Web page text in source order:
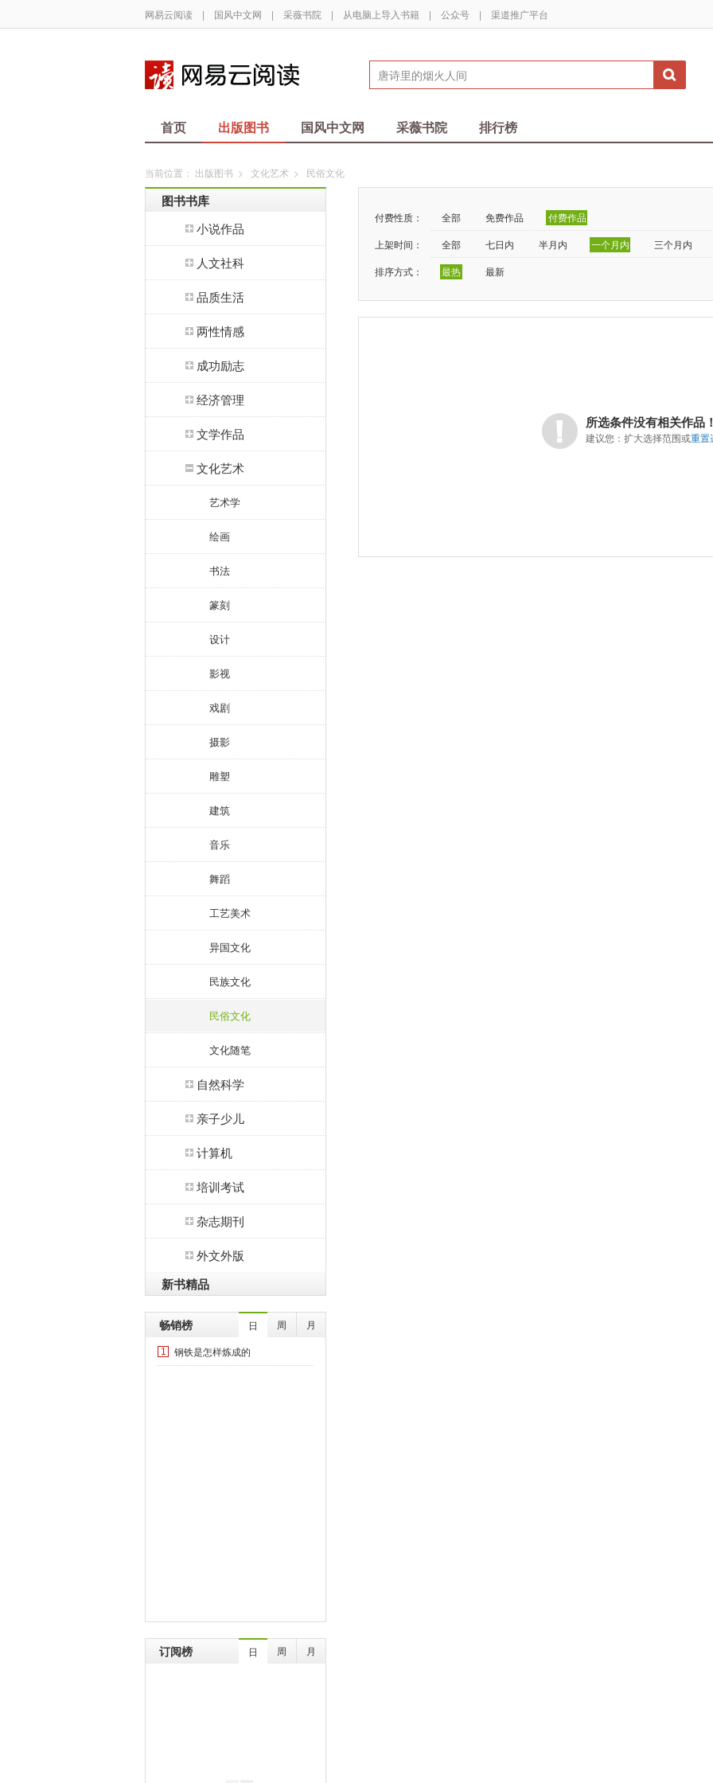
网易云阅读 | 国风中文网 | 采薇书院 | 从电脑上导入书籍 | 公众号 | 渠道推广平台
首页 出版图书 国风中文网 采薇书院 排行榜
当前位置： 出版图书 > 文化艺术 > 民俗文化
图书书库
小说作品
人文社科
品质生活
两性情感
成功励志
经济管理
文学作品
文化艺术
艺术学
绘画
书法
篆刻
设计
影视
戏剧
摄影
雕塑
建筑
音乐
舞蹈
工艺美术
异国文化
民族文化
民俗文化
文化随笔
自然科学
亲子少儿
计算机
培训考试
杂志期刊
外文外版
新书精品
畅销榜 日 周 月
1 钢铁是怎样炼成的
订阅榜 日 周 月
付费性质： 全部 免费作品
付费作品
上架时间：
全部 七日内 半月内 一个月内
三个月内
排序方式：
最热 最新
所选条件没有相关作品！
建议您：扩大选择范围或重置